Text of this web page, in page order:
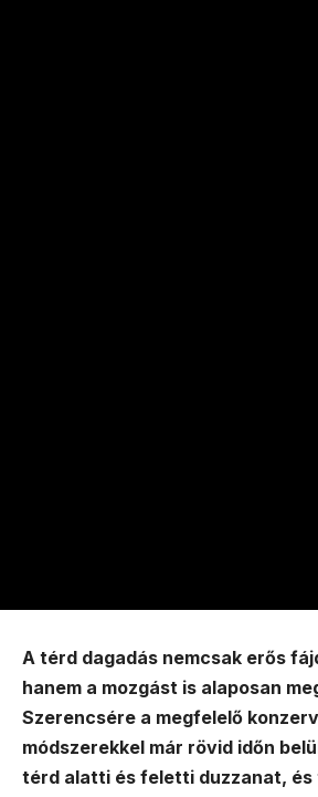
A térd dagadás nemcsak erős
hanem a mozgást is alaposan
Szerencsére a megfelelő
módszerekkel már rövid időn
térd alatti és feletti duzzanat, és